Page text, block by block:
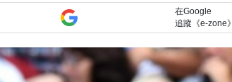
在Google
追蹤《e-zone》